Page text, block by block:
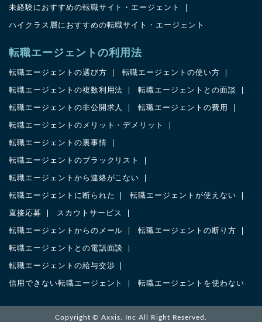
未経験におすすめの転職サイト・エージェント
ハイクラス層におすすめの転職サイト・エージェント
転職エージェントの利用法
転職エージェントの選び方 転職エージェントの使い方
転職エージェントの複数利用法 転職エージェントとの面談
転職エージェントの非公開求人 転職エージェントの費用
転職エージェントのメリット・デメリット
転職エージェントの裏事情
転職エージェントのブラックリスト
転職エージェントから連絡がこない
転職エージェントに断られた 転職エージェントが使えない
直接応募 スカウトサービス
転職エージェントからのメール 転職エージェントの断り方
転職エージェントとの電話面談
転職エージェントの給与交渉
信用できない転職エージェント 転職エージェントを使わない
Copyright ©Axxis. Inc All Right Reserved.